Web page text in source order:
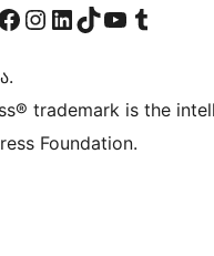
accountaccount
our Facebook page
Visit our Instagram account
Visit our LinkedIn account
Visit our TikTok account
Visit our YouTube channel
Visit our Tumblr account
trademark is the
Foundation.